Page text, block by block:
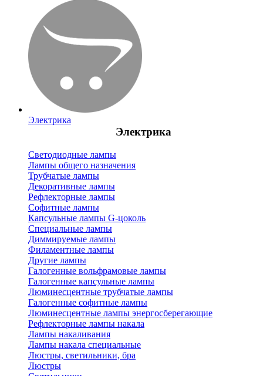
Электрика
Электрика
Светодиодные лампы
Лампы общего назначения
Трубчатые лампы
Декоративные лампы
Рефлекторные лампы
Софитные лампы
Капсульные лампы G-цоколь
Специальные лампы
Диммируемые лампы
Филаментные лампы
Другие лампы
Галогенные вольфрамовые лампы
Галогенные капсульные лампы
Люминесцентные трубчатые лампы
Галогенные софитные лампы
Люминесцентные лампы энергосберегающие
Рефлекторные лампы накала
Лампы накаливания
Лампы накала специальные
Люстры, светильники, бра
Люстры